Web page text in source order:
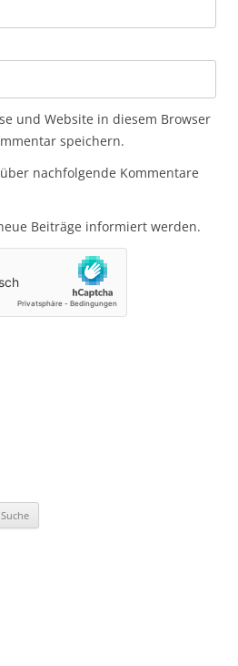
und Website in diesem Browser
speichern.
nachfolgende Kommentare
Beiträge informiert werden.